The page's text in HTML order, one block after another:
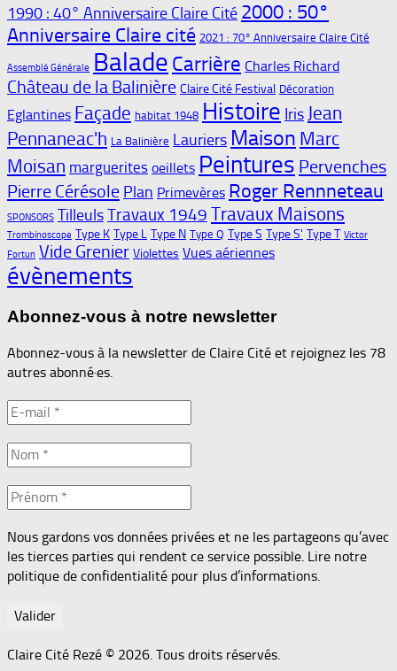
1990 : 40° Anniversaire Claire Cité 2000 : 50°
Anniversaire Claire cité 2021 : 70° Anniversaire Claire Cité
Assemblé Générale Balade Carrière Charles Richard
Château de la Balinière Claire Cité Festival Décoration
Eglantines Façade habitat 1948 Histoire Iris Jean
Pennaneac'h La Balinière Lauriers Maison Marc
Moisan marguerites oeillets Peintures Pervenches
Pierre Cérésole Plan Primevères Roger Rennneteau
SPONSORS TilleulsTravaux 1949 Travaux Maisons
Trombinoscope Type K Type L Type N Type Q Type S Type S' Type T Victor
Fortun Vide Grenier Violettes Vues aériennes
évènements
Abonnez-vous à notre newsletter
Abonnez-vous à la newsletter de Claire Cité et rejoignez les 78
autres abonné·es.
Nous gardons vos données privées et ne les partageons qu’avec
les tierces parties qui rendent ce service possible. Lire notre
politique de confidentialité pour plus d’informations.
Claire Cité Rezé © 2026. Tous droits réservés.